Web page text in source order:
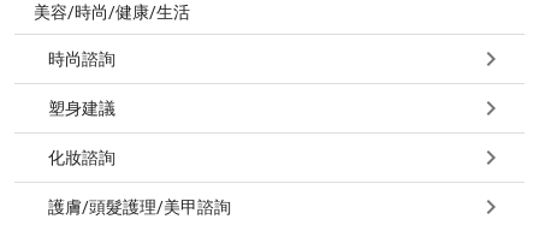
美容/時尚/健康/生活
時尚諮詢
塑身建議
化妝諮詢
護膚/頭髮護理/美甲諮詢